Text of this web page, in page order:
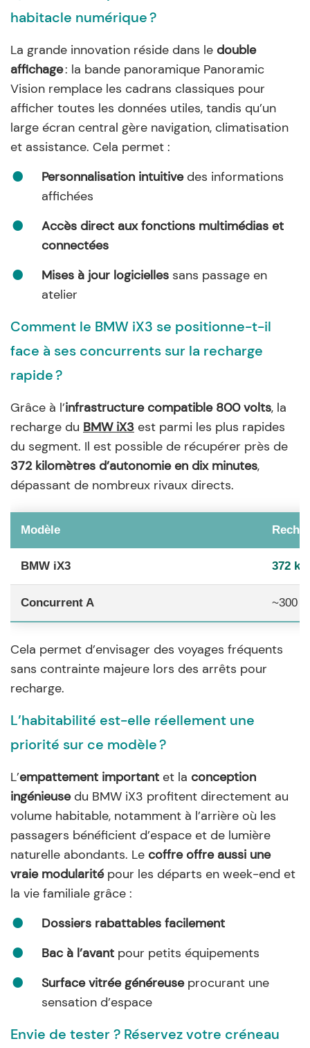
habitacle numérique ?
La grande innovation réside dans le double
affichage: la bande panoramique Panoramic
Vision remplace les cadrans classiques pour
afficher toutes les données utiles, tandis qu’un
large écran central gère navigation, climatisation
et assistance. Cela permet :
Personnalisation intuitivedes informations
affichées
Accès direct aux fonctions multimédias et
connectées
Mises à jour logicielles sans passage en
atelier
Comment le BMW iX3 se positionne-t-il
face à ses concurrents sur la recharge
rapide ?
Grâce à l’infrastructure compatible 800 volts, la
recharge du BMW iX3 est parmi les plus rapides
du segment. Il est possible de récupérer près de
372 kilomètres d’autonomie en dix minutes,
dépassant de nombreux rivaux directs.
Modèle
BMW iX3 372 km
Concurrent A ~300
Cela permet d’envisager des voyages fréquents
sans contrainte majeure lors des arrêts pour
recharge.
L’habitabilité est-elle réellement une
priorité sur ce modèle ?
L’empattement important et la conception
ingénieusedu BMW iX3 profitent directement au
volume habitable, notamment à l’arrière où les
passagers bénéficient d’espace et de lumière
naturelle abondants. Le coffre offre aussi une
vraie modularitépour les départs en week-end et
la vie familiale grâce :
Dossiers rabattables facilement
Bac à l’avant pour petits équipements
Surface vitrée généreuseprocurant une
sensation d’espace
Envie de tester ? Réservez votre créneau